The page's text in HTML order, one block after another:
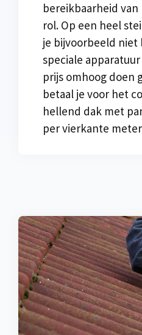
bereikbaarheid
rol. Op een heel
je bijvoorbeeld
speciale
prijs omhoog doen
betaal je voor het
hellend dak met
per vierkante